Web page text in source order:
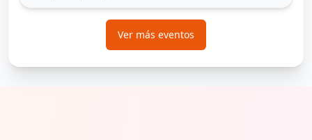
Ver más eventos